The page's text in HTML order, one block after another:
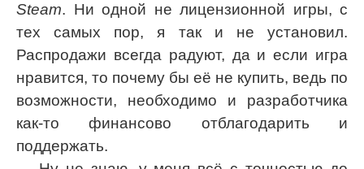
Steam. Ни одной не лицензионной игры, с
тех самых пор, я так и не установил.
Распродажи всегда радуют, да и если игра
нравится, то почему бы её не купить, ведь по
возможности, необходимо и разработчика
как-то финансово отблагодарить и
поддержать.